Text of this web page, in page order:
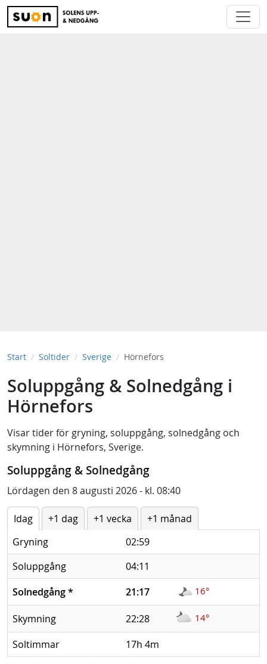
Start Soltider Sverige Hörnefors
Soluppgång & Solnedgång i
Hörnefors
Visar tider för gryning, soluppgång, solnedgång och
skymning i Hörnefors, Sverige.
Soluppgång & Solnedgång
Lördagen den 8 augusti 2026 - kl. 08:40
Idag +1 dag +1 vecka
+1 månad
Gryning
02:59
Soluppgång
04:11
Solnedgång* 21:17 16°
Skymning 22:28 14°
Soltimmar 17h 4m